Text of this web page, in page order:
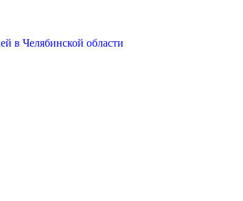
в Челябинской области